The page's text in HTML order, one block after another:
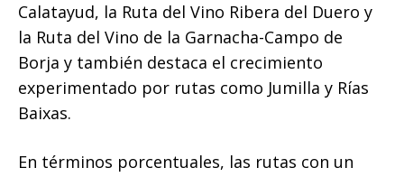
Calatayud, la Ruta del Vino Ribera del Duero y
la Ruta del Vino de la Garnacha-Campo de
Borja y también destaca el crecimiento
experimentado por rutas como Jumilla y Rías
Baixas.
En términos porcentuales, las rutas con un